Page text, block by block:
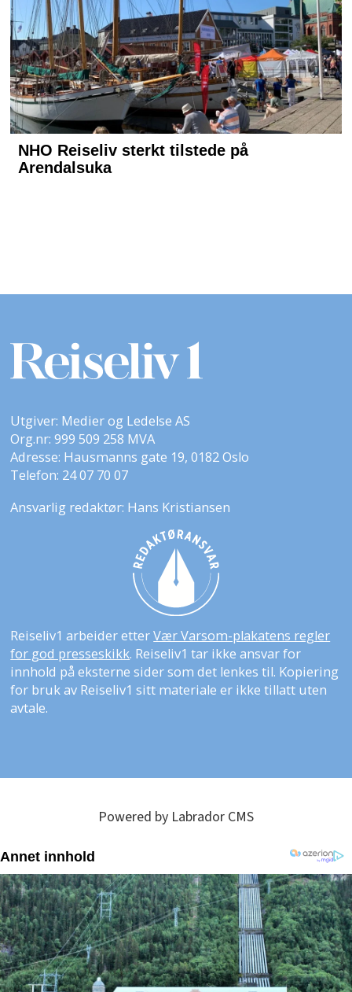
Utgiver: Medier og Ledelse AS
Org.nr: 999 509 258 MVA
Adresse: Hausmanns gate 19, 0182 Oslo
Telefon: 24 07 70 07
Ansvarlig redaktør: Hans Kristiansen
Reiseliv1 arbeider etterVær Varsom-plakatens regler
for god presseskikk. Reiseliv1 tar ikke ansvar for
innhold på eksterne sider som det lenkes til. Kopiering
for bruk av Reiseliv1 sitt materiale er ikke tillatt uten
avtale.
Powered by Labrador CMS